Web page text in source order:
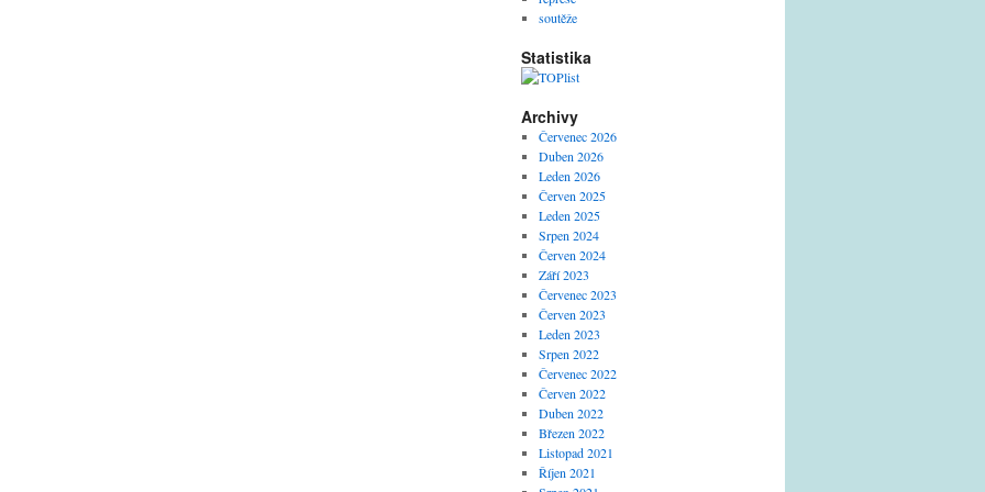
soutěže
Statistika
Archivy
Červenec 2026
Duben 2026
Leden 2026
Červen 2025
Leden 2025
Srpen 2024
Červen 2024
Září 2023
Červenec 2023
Červen 2023
Leden 2023
Srpen 2022
Červenec 2022
Červen 2022
Duben 2022
Březen 2022
Listopad 2021
Říjen 2021